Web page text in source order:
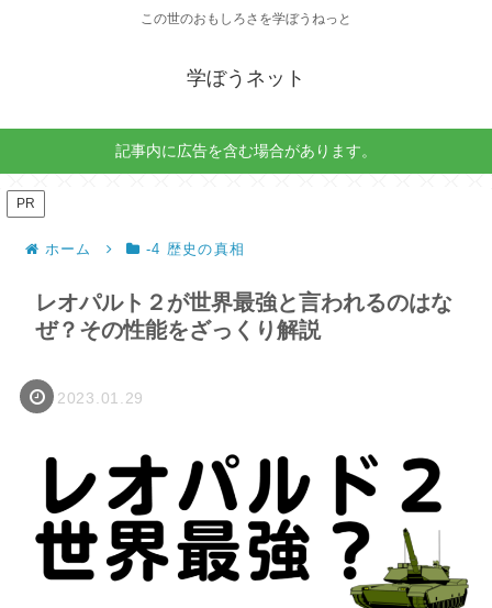
この世のおもしろさを学ぼうねっと
学ぼうネット
記事内に広告を含む場合があります。
PR
ホーム -4 歴史の真相
レオパルト２が世界最強と言われるのはな
ぜ？その性能をざっくり解説
2023.01.29